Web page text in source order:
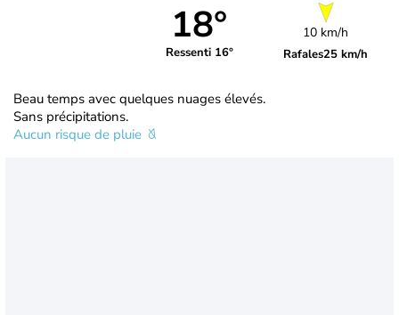
18°
Ressenti 16°
10 km/h
Rafales25 km/h
Beau temps avec quelques nuages élevés.
Sans précipitations.
Aucun risque de pluie